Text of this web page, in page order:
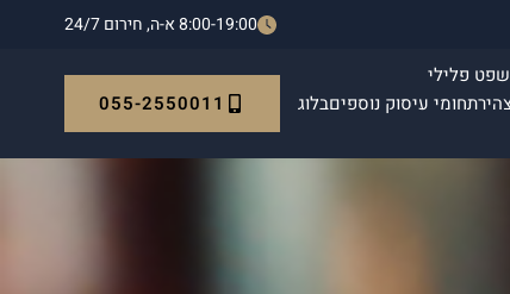
8:00-19:00 א-ה, חירום 24/7
פלילי
תחומי עיסוק נוספיםבלוג
055-2550011